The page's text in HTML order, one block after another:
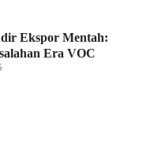
Ekspor Mentah:
Era VOC